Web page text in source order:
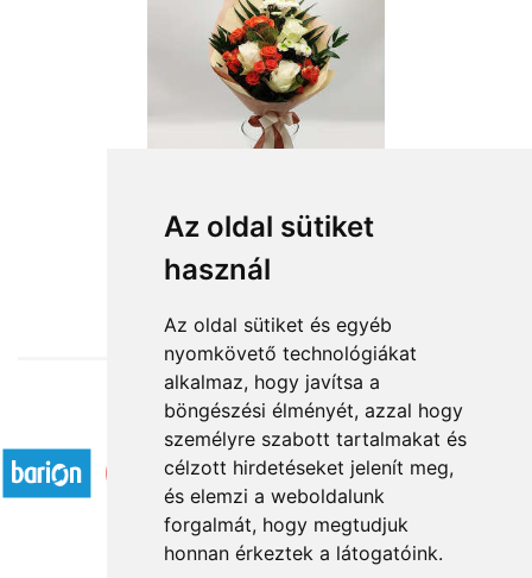
Az oldal sütiket
használ
Az oldal sütiket és egyéb
nyomkövető technológiákat
alkalmaz, hogy javítsa a
böngészési élményét, azzal hogy
személyre szabott tartalmakat és
célzott hirdetéseket jelenít meg,
és elemzi a weboldalunk
forgalmát, hogy megtudjuk
honnan érkeztek a látogatóink.
from HUF20,080
Accepted payment methods